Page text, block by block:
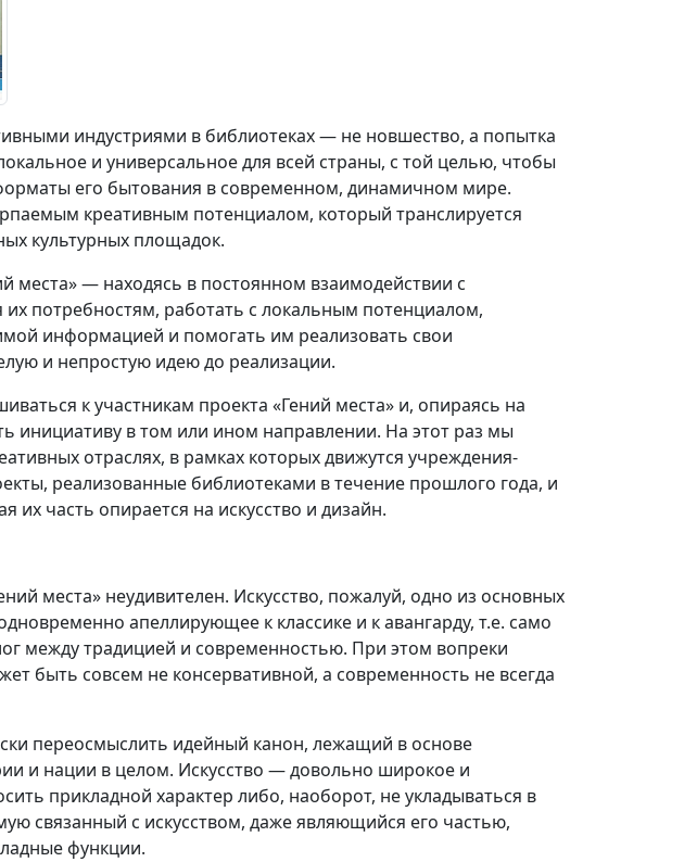
индустриями в библиотеках — не новшество, а попытка
и универсальное для всей страны, с той целью, чтобы
его бытования в современном, динамичном мире.
креативным потенциалом, который транслируется
культурных площадок.
места» — находясь в постоянном взаимодействии с
потребностям, работать с локальным потенциалом,
информацией и помогать им реализовать свои
и непростую идею до реализации.
к участникам проекта «Гений места» и, опираясь на
инициативу в том или ином направлении. На этот раз мы
отраслях, в рамках которых движутся учреждения-
реализованные библиотеками в течение прошлого года, и
их часть опирается на искусство и дизайн.
места» неудивителен. Искусство, пожалуй, одно из основных
апеллирующее к классике и к авангарду, т.е. само
между традицией и современностью. При этом вопреки
быть совсем не консервативной, а современность не всегда
переосмыслить идейный канон, лежащий в основе
и нации в целом. Искусство — довольно широкое и
прикладной характер либо, наоборот, не укладываться в
связанный с искусством, даже являющийся его частью,
функции.